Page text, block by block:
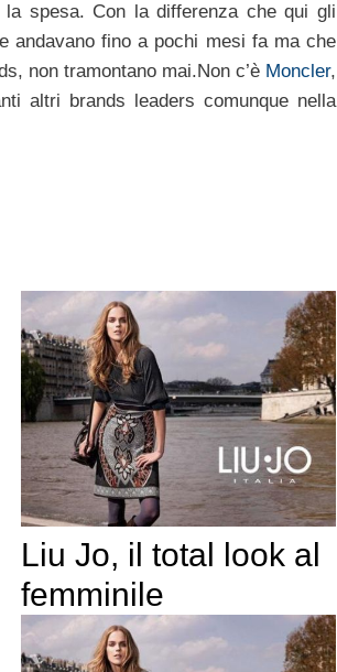
spesa. Con la differenza che qui gli
andavano fino a pochi mesi fa ma che
non tramontano mai.Non c’è Moncler,
altri brands leaders comunque nella
Liu Jo, il total look al
femminile